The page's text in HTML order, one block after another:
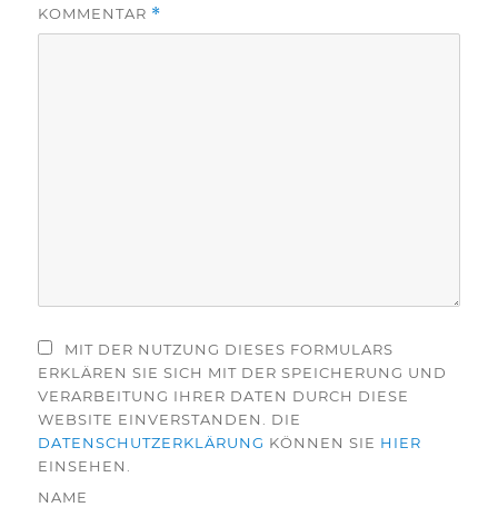
KOMMENTAR *
MIT DER NUTZUNG DIESES FORMULARS
ERKLÄREN SIE SICH MIT DER SPEICHERUNG UND
VERARBEITUNG IHRER DATEN DURCH DIESE
WEBSITE EINVERSTANDEN. DIE
DATENSCHUTZERKLÄRUNG KÖNNEN SIE HIER
EINSEHEN.
NAME